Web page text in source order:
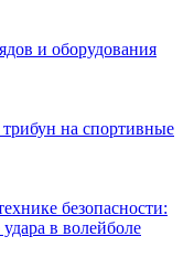
и оборудования
трибун на спортивные
безопасности:
в волейболе